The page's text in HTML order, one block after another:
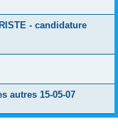
- candidature
autres 15-05-07